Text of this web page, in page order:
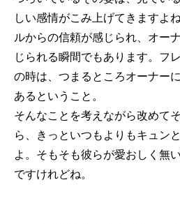
しい感情がこみ上げてきますよ
ルからの信頼が感じられ、オー
じられる瞬間でもあります。フ
の時は、つまるところオーナー
あるということ。
そんなことを考えながら改めて
ら、きっといつもよりもキュン
よ。そもそも彼らが愛おしく無
ですけれどね。